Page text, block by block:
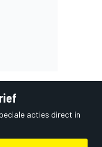
acties direct in